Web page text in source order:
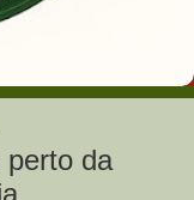
perto da